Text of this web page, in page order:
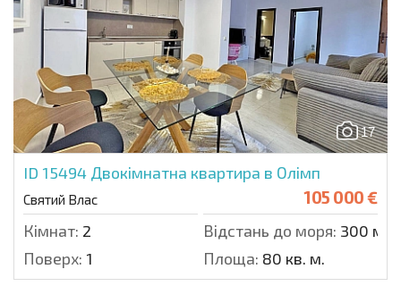
17
ID 15494 Двокімнатна квартира в Олімп
Святий Влас 105 000 €
Кімнат: 2 Відстань до моря: 300 м.
Поверх: 1 Площа: 80 кв. м.